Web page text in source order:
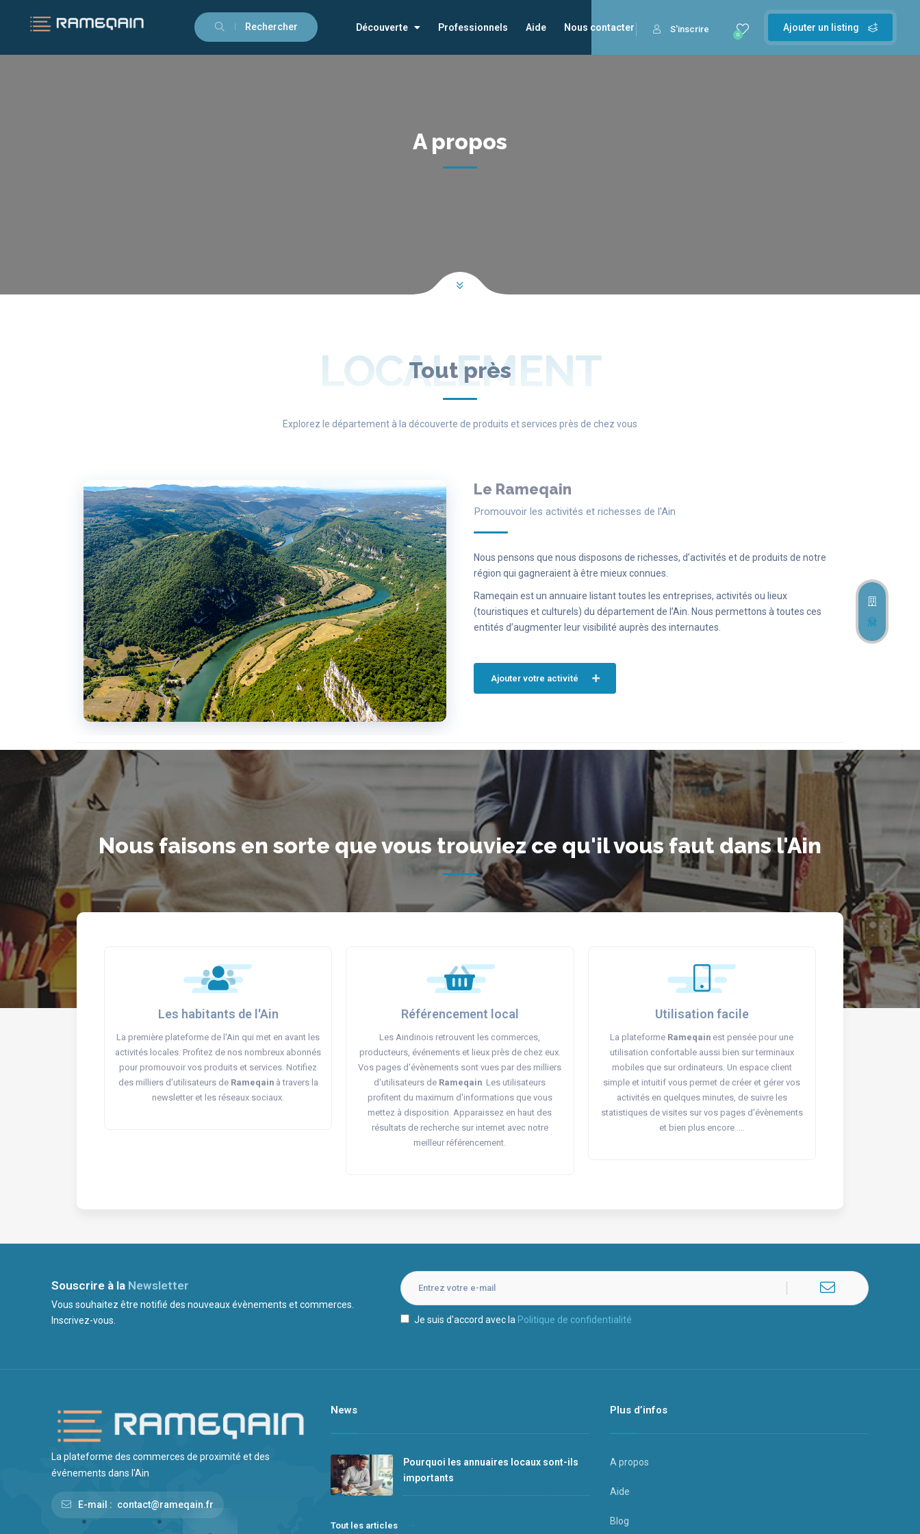
Rechercher Ajouter un listing
0
S'inscrire
Découverte Professionnels Aide Nous contacter
A propos
Tout près
LOCALEMENT
Explorez le département à la découverte de produits et services près de chez vous
Le Rameqain
Promouvoir les activités et richesses de l'Ain
Nous pensons que nous disposons de richesses, d’activités et de produits de notre
région qui gagneraient à être mieux connues.
Rameqain est un annuaire listant toutes les entreprises, activités ou lieux
(touristiques et culturels) du département de l’Ain. Nous permettons à toutes ces
entités d’augmenter leur visibilité auprès des internautes.
Ajouter votre activité
Nous faisons en sorte que vous trouviez ce qu'il vous faut dans l'Ain
Les habitants de l'Ain
La première plateforme de l'Ain qui met en avant les
activités locales. Profitez de nos nombreux abonnés
pour promouvoir vos produits et services. Notifiez
des milliers d'utilisateurs de Rameqainà travers la
newsletter et les réseaux sociaux.
Référencement local
Les Aindinois retrouvent les commerces,
producteurs, événements et lieux près de chez eux.
Vos pages d'évènements sont vues par des milliers
d'utilisateurs de Rameqain . Les utilisateurs
profitent du maximum d'informations que vous
mettez à disposition. Apparaissez en haut des
résultats de recherche sur internet avec notre
meilleur référencement.
Utilisation facile
La plateforme Rameqain est pensée pour une
utilisation confortable aussi bien sur terminaux
mobiles que sur ordinateurs. Un espace client
simple et intuitif vous permet de créer et gérer vos
activités en quelques minutes, de suivre les
statistiques de visites sur vos pages d'évènements
et bien plus encore ....
Souscrire à la Newsletter
Vous souhaitez être notifié des nouveaux évènements et commerces.
Inscrivez-vous.
Je suis d'accord avec la Politique de confidentialité
La plateforme des commerces de proximité et des
événements dans l'Ain
E-mail : contact@rameqain.fr
News
Pourquoi les annuaires locaux sont-ils
importants
Tout les articles
Plus d’infos
A propos
Aide
Blog